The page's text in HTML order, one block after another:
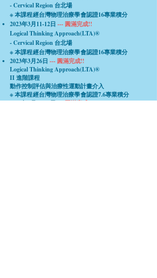
- Cervical Region 台北場
※ 本課程經台灣物理治療學會認證16專業積分
2023年3月11-12日 --- 圓滿完成!!
Logical Thinking Approach(LTA)®
- Cervical Region 台北場
※ 本課程經台灣物理治療學會認證16專業積分
2023年3月26日 --- 圓滿完成!!
Logical Thinking Approach(LTA)®
II 進階課程
動作控制評估與治療性運動計畫介⼊
※ 本課程經台灣物理治療學會認證7.6專業積分
2023年4月15-16日--- 圓滿完成!!